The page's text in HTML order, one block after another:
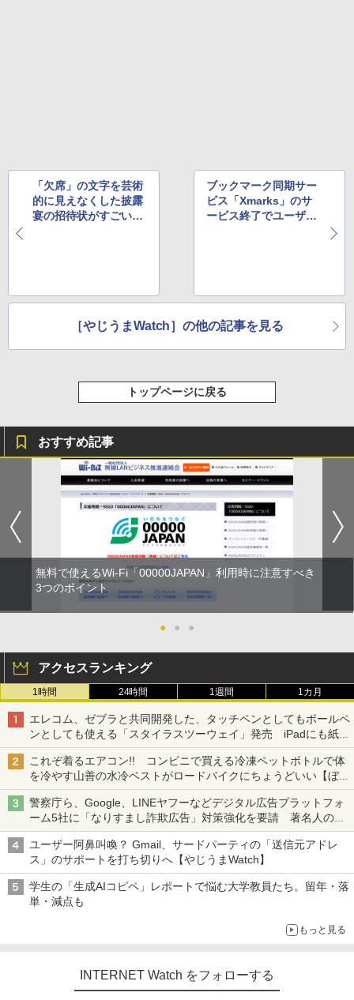
「欠席」の文字を芸術
的に見えなくした披露
宴の招待状がすごい
ブックマーク同期サー
ビス「Xmarks」のサ
ービス終了でユーザー
［やじうまWatch］の他の記事を見る
トップページに戻る
おすすめ記事
無料で使えるWi-Fi「00000JAPAN」利用時に注意すべき
3つのポイント
● ● ●
アクセスランキング
1時間 24時間 1週間 1カ月
エレコム、ゼブラと共同開発した、タッチペンとしてもボールペ
ンとしても使える「スタイラスツーウェイ」発売 iPadにも紙に
も、持ち替えずに書き込める
これぞ着るエアコン!! コンビニで買える冷凍ペットボトルで体
を冷やす山善の水冷ベストがロードバイクにちょうどいい【ぼっ
ち・ざ・ろーど！その14】【空いた時間でなにしてる？】
警察庁ら、Google、LINEヤフーなどデジタル広告プラットフォ
ーム5社に「なりすまし詐欺広告」対策強化を要請 著名人の写
真や映像を使った投資詐欺などへの対策として
ユーザー阿鼻叫喚？ Gmail、サードパーティの「送信元アドレ
ス」のサポートを打ち切りへ【やじうまWatch】
学生の「生成AIコピペ」レポートで悩む大学教員たち。留年・落
単・減点も
もっと見る
INTERNET Watch をフォローする